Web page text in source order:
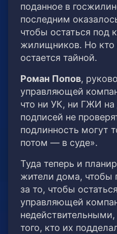
поданное в
последним
чтобы остаться под
жилищников. Но кто
остается тайной.
Роман Попов,
управляющей
что ни УК, ни ГЖИ на
подписей не
подлинность могут
потом — в суде».
Туда теперь и
жители дома, чтобы
за то, чтобы
управляющей
того, кто их